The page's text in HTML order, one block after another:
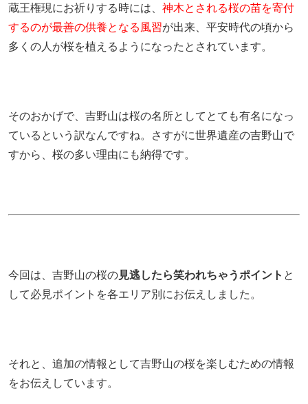
蔵王権現にお祈りする時には、 神木とされる桜の苗を寄付
するのが最善の供養となる風習が出来、平安時代の頃から
多くの人が桜を植えるようになったとされています。
そのおかげで、吉野山は桜の名所としてとても有名になっ
ているという訳なんですね。さすがに世界遺産の吉野山で
すから、桜の多い理由にも納得です。
今回は、吉野山の桜の見逃したら笑われちゃうポイント と
して必見ポイントを各エリア別にお伝えしました。
それと、追加の情報として吉野山の桜を楽しむための情報
をお伝えしています。